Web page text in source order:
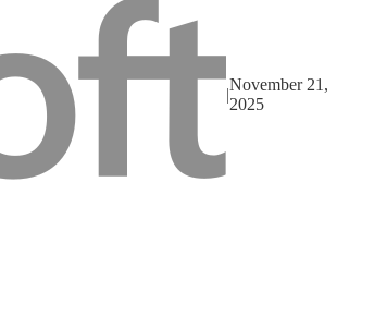
|
November 21,
2025